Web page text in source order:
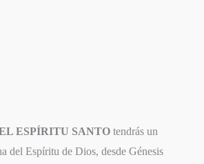
ESPÍRITU SANTO tendrás un
del Espíritu de Dios, desde Génesis